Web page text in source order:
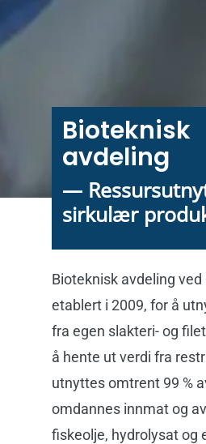
Bioteknisk
avdeling
—
sirkulær
Bioteknisk avdeling ved
etablert i 2009, for å
fra egen slakteri- og
å hente ut verdi fra
utnyttesomtrent 99 %
omdannes innmat og
fiskeolje, hydrolysat og